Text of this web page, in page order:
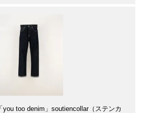
you too denim」soutiencollar（ステンカ